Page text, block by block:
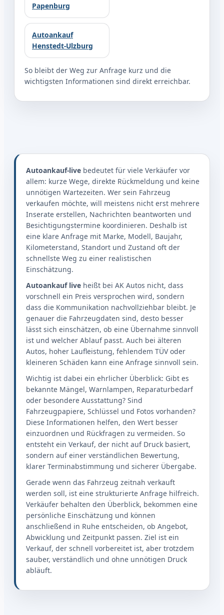
Papenburg
Autoankauf
Henstedt-Ulzburg
So bleibt der Weg zur Anfrage kurz und die
wichtigsten Informationen sind direkt erreichbar.
Autoankauf-live bedeutet für viele Verkäufer vor
allem: kurze Wege, direkte Rückmeldung und keine
unnötigen Wartezeiten. Wer sein Fahrzeug
verkaufen möchte, will meistens nicht erst mehrere
Inserate erstellen, Nachrichten beantworten und
Besichtigungstermine koordinieren. Deshalb ist
eine klare Anfrage mit Marke, Modell, Baujahr,
Kilometerstand, Standort und Zustand oft der
schnellste Weg zu einer realistischen
Einschätzung.
Autoankauf live heißt bei AK Autos nicht, dass
vorschnell ein Preis versprochen wird, sondern
dass die Kommunikation nachvollziehbar bleibt. Je
genauer die Fahrzeugdaten sind, desto besser
lässt sich einschätzen, ob eine Übernahme sinnvoll
ist und welcher Ablauf passt. Auch bei älteren
Autos, hoher Laufleistung, fehlendem TÜV oder
kleineren Schäden kann eine Anfrage sinnvoll sein.
Wichtig ist dabei ein ehrlicher Überblick: Gibt es
bekannte Mängel, Warnlampen, Reparaturbedarf
oder besondere Ausstattung? Sind
Fahrzeugpapiere, Schlüssel und Fotos vorhanden?
Diese Informationen helfen, den Wert besser
einzuordnen und Rückfragen zu vermeiden. So
entsteht ein Verkauf, der nicht auf Druck basiert,
sondern auf einer verständlichen Bewertung,
klarer Terminabstimmung und sicherer Übergabe.
Gerade wenn das Fahrzeug zeitnah verkauft
werden soll, ist eine strukturierte Anfrage hilfreich.
Verkäufer behalten den Überblick, bekommen eine
persönliche Einschätzung und können
anschließend in Ruhe entscheiden, ob Angebot,
Abwicklung und Zeitpunkt passen. Ziel ist ein
Verkauf, der schnell vorbereitet ist, aber trotzdem
sauber, verständlich und ohne unnötigen Druck
abläuft.